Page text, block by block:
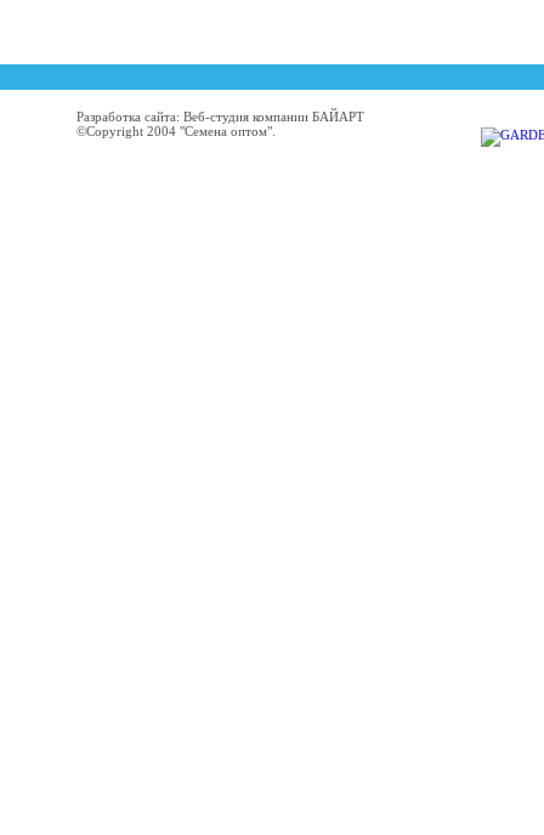
Разработка сайта: Веб-студия компании БАЙАРТ
©Copyright 2004 "Семена оптом".